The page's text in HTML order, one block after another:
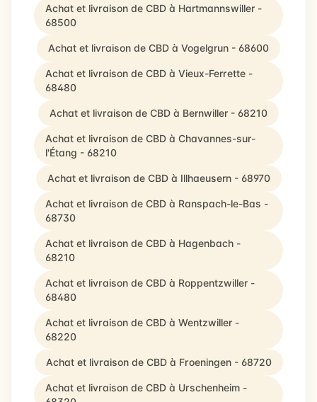
Achat et livraison de CBD à Hartmannswiller -
68500
Achat et livraison de CBD à Vogelgrun - 68600
Achat et livraison de CBD à Vieux-Ferrette -
68480
Achat et livraison de CBD à Bernwiller - 68210
Achat et livraison de CBD à Chavannes-sur-
l'Étang - 68210
Achat et livraison de CBD à Illhaeusern - 68970
Achat et livraison de CBD à Ranspach-le-Bas -
68730
Achat et livraison de CBD à Hagenbach -
68210
Achat et livraison de CBD à Roppentzwiller -
68480
Achat et livraison de CBD à Wentzwiller -
68220
Achat et livraison de CBD à Froeningen - 68720
Achat et livraison de CBD à Urschenheim -